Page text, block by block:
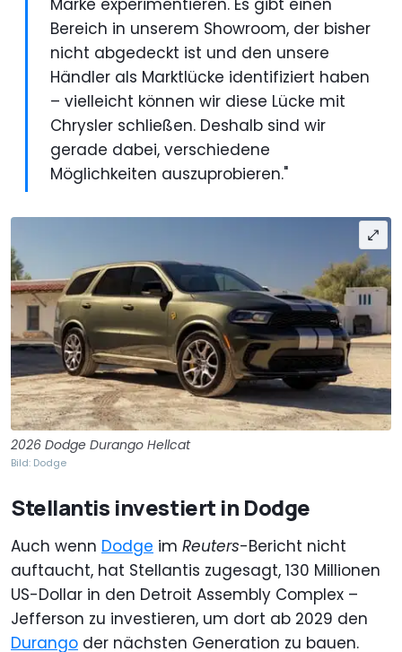
Marke experimentieren. Es gibt einen
Bereich in unserem Showroom, der bisher
nicht abgedeckt ist und den unsere
Händler als Marktlücke identifiziert haben
– vielleicht können wir diese Lücke mit
Chrysler schließen. Deshalb sind wir
gerade dabei, verschiedene
Möglichkeiten auszuprobieren."
2026 Dodge Durango Hellcat
Bild: Dodge
Stellantis investiert in Dodge
Auch wenn Dodge im Reuters-Bericht nicht
auftaucht, hat Stellantis zugesagt, 130 Millionen
US-Dollar in den Detroit Assembly Complex –
Jefferson zu investieren, um dort ab 2029 den
Durango der nächsten Generation zu bauen.